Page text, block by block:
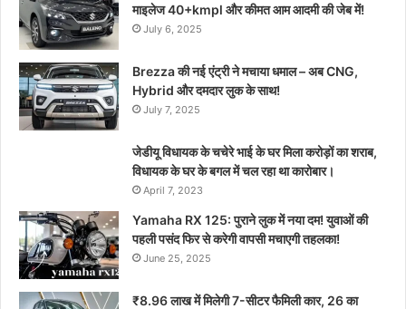
माइलेज 40+kmpl और कीमत आम आदमी की जेब में!
July 6, 2025
Brezza की नई एंट्री ने मचाया धमाल – अब CNG,
Hybrid और दमदार लुक के साथ!
July 7, 2025
जेडीयू विधायक के चचेरे भाई के घर मिला करोड़ों का शराब,
विधायक के घर के बगल में चल रहा था कारोबार।
April 7, 2023
Yamaha RX 125: पुराने लुक में नया दम! युवाओं की
पहली पसंद फिर से करेगी वापसी मचाएगी तहलका!
June 25, 2025
₹8.96 लाख में मिलेगी 7-सीटर फैमिली कार, 26 का